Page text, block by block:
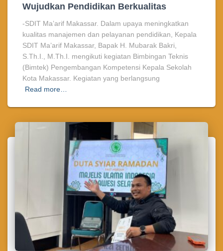
Wujudkan Pendidikan Berkualitas
-SDIT Ma’arif Makassar. Dalam upaya meningkatkan
kualitas manajemen dan pelayanan pendidikan, Kepala
SDIT Ma’arif Makassar, Bapak H. Mubarak Bakri,
S.Th.I., M.Th.I. mengikuti kegiatan Bimbingan Teknis
(Bimtek) Pengembangan Kompetensi Kepala Sekolah
Kota Makassar. Kegiatan yang berlangsung
Read more…